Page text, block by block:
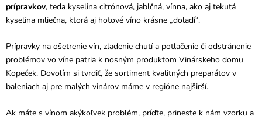
prípravkov, teda kyselina citrónová, jablčná, vínna, ako aj tekutá
kyselina mliečna, ktorá aj hotové víno krásne „doladí“.
Prípravky na ošetrenie vín, zladenie chutí a potlačenie či odstránenie
problémov vo víne patria k nosným produktom Vinárskeho domu
Kopeček. Dovolím si tvrdiť, že sortiment kvalitných preparátov v
baleniach aj pre malých vinárov máme v regióne najširší.
Ak máte s vínom akýkoľvek problém, príďte, prineste k nám vzorku a